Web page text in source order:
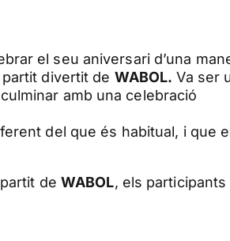
el seu aniversari d’una
divertit de WABOL. Va ser
amb una celebració
del que és habitual, i que
de WABOL, els participants